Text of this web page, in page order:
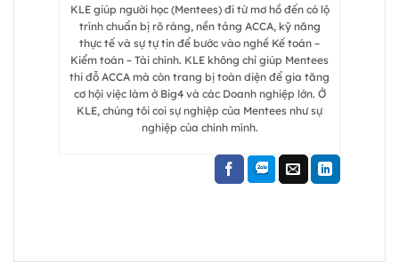
KLE giúp người học (Mentees) đi từ mơ hồ đến có lộ
trình chuẩn bị rõ ràng, nền tảng ACCA, kỹ năng
thực tế và sự tự tin để bước vào nghề Kế toán –
Kiểm toán – Tài chính. KLE không chỉ giúp Mentees
thi đỗ ACCA mà còn trang bị toàn diện để gia tăng
cơ hội việc làm ở Big4 và các Doanh nghiệp lớn. Ở
KLE, chúng tôi coi sự nghiệp của Mentees như sự
nghiệp của chính mình.